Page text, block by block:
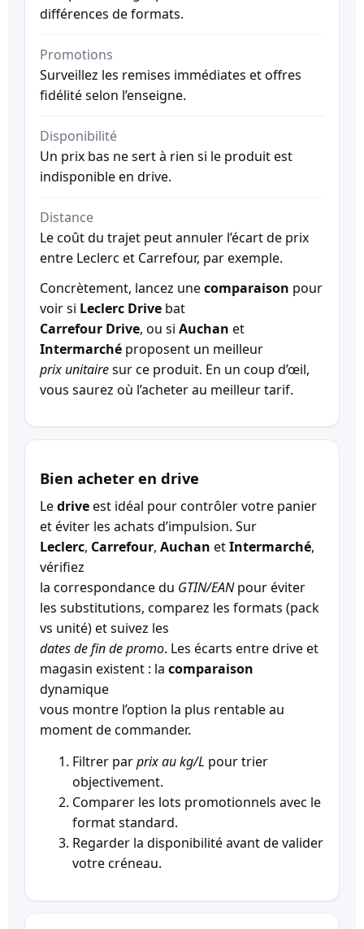
différences de formats.
Promotions
Surveillez les remises immédiates et offres
fidélité selon l’enseigne.
Disponibilité
Un prix bas ne sert à rien si le produit est
indisponible en drive.
Distance
Le coût du trajet peut annuler l’écart de prix
entre Leclerc et Carrefour, par exemple.
Concrètement, lancez unecomparaison pour
voir si Leclerc Drive bat
Carrefour Drive, ou si Auchan et
Intermarché proposent un meilleur
prix unitairesur ce produit. En un coup d’œil,
vous saurez où l’acheter au meilleur tarif.
Bien acheter en drive
Ledriveest idéal pour contrôler votre panier
et éviter les achats d’impulsion. Sur
Leclerc, Carrefour, Auchan etIntermarché,
vérifiez
la correspondance du GTIN/EANpour éviter
les substitutions, comparez les formats (pack
vs unité) et suivez les
dates de fin de promo. Les écarts entre drive et
magasin existent : la comparaison
dynamique
vous montre l’option la plus rentable au
moment de commander.
Filtrer parprix au kg/L pour trier
objectivement.
Comparer les lots promotionnels avec le
format standard.
Regarder la disponibilité avant de valider
votre créneau.